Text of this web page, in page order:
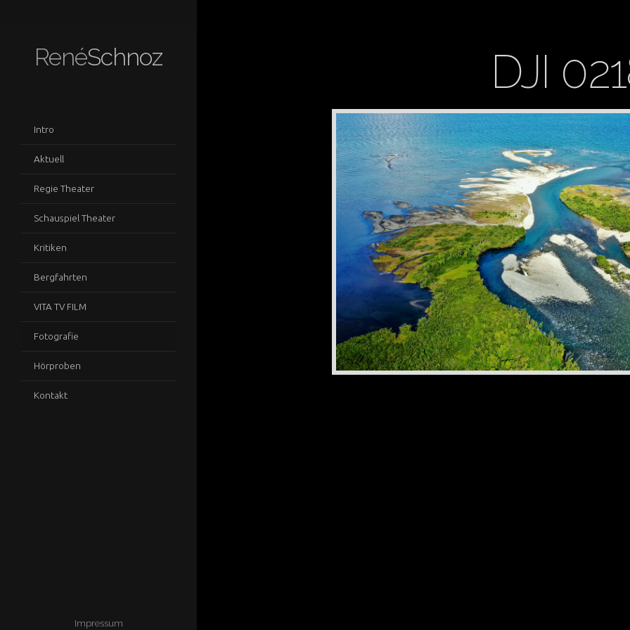
RenéSchnoz
Intro
Aktuell
Regie Theater
Schauspiel Theater
Kritiken
Bergfahrten
VITA TV FILM
Fotografie
Hörproben
Kontakt
Impressum
DJI